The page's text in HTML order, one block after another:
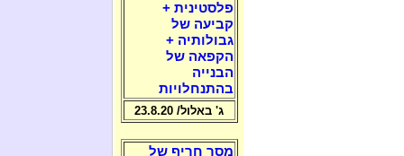
פלסטינית +
קביעה של
גבולותיה +
הקפאה של
הבנייה
בהתנחלויות
ג' באלול/ 23.8.20
מסר חריף של